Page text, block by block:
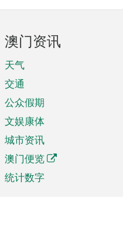
澳门资讯
天气
交通
公众假期
文娱康体
城市资讯
澳门便览
统计数字